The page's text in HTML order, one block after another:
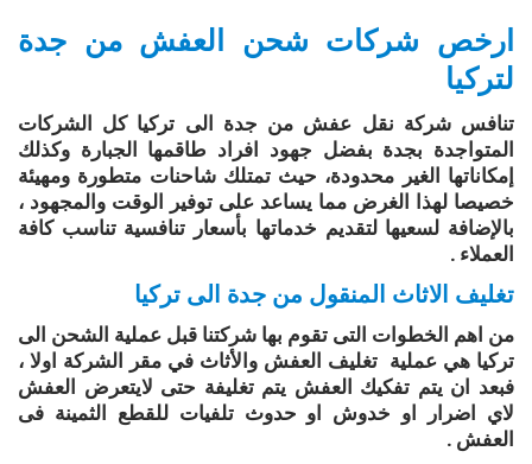
ارخص شركات شحن العفش من جدة
لتركيا
تنافس شركة نقل عفش من جدة الى تركيا كل الشركات
المتواجدة بجدة بفضل جهود افراد طاقمها الجبارة وكذلك
إمكاناتها الغير محدودة، حيث تمتلك شاحنات متطورة ومهيئة
خصيصا لهذا الغرض مما يساعد على توفير الوقت والمجهود ،
بالإضافة لسعيها لتقديم خدماتها بأسعار تنافسية تناسب كافة
العملاء .
تغليف الاثاث المنقول من جدة الى تركيا
من اهم الخطوات التى تقوم بها شركتنا قبل عملية الشحن الى
تركيا هي عملية تغليف العفش والأثاث في مقر الشركة اولا ،
فبعد ان يتم تفكيك العفش يتم تغليفة حتى لايتعرض العفش
لاي اضرار او خدوش او حدوث تلفيات للقطع الثمينة فى
العفش .